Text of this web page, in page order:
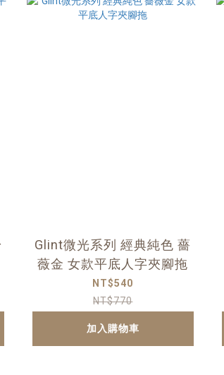
Glint微光系列 經典純色 薔
薇金 女款平底人字夾腳拖
NT$540
NT$770
加入購物車